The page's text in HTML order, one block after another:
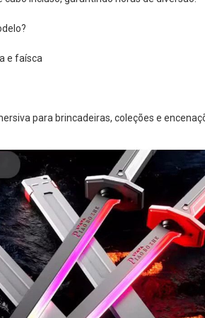
e faísca
para brincadeiras, coleções e